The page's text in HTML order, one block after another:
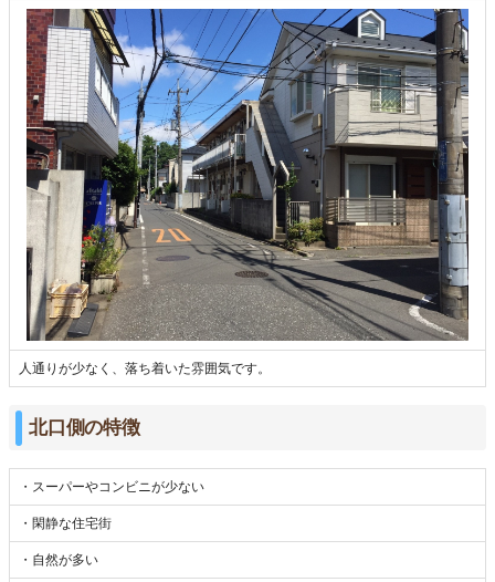
人通りが少なく、落ち着いた雰囲気です。
北口側の特徴
・スーパーやコンビニが少ない
・閑静な住宅街
・自然が多い